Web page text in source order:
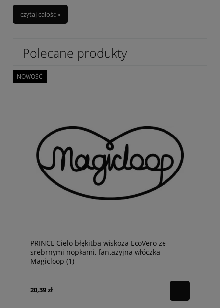
czytaj całość »
Polecane produkty
PRINCE Cielo błękitba wiskoza EcoVero ze
srebrnymi nopkami, fantazyjna włóczka
Magicloop (1)
20,39 zł
NOWOŚĆ